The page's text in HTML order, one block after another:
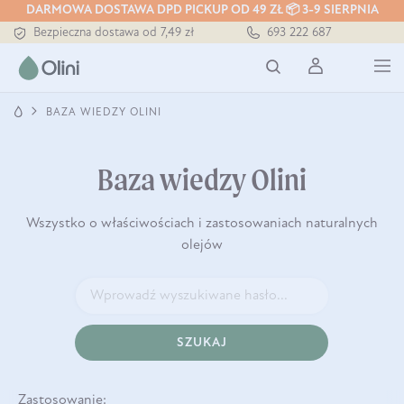
DARMOWA DOSTAWA DPD PICKUP OD 49 ZŁ 📦 3-9 SIERPNIA
Bezpieczna dostawa od 7,49 zł
Darmowa dostawa od 199 zł
693 222 687
BAZA WIEDZY OLINI
Baza wiedzy Olini
Wszystko o właściwościach i zastosowaniach naturalnych
olejów
SZUKAJ
Zastosowanie: